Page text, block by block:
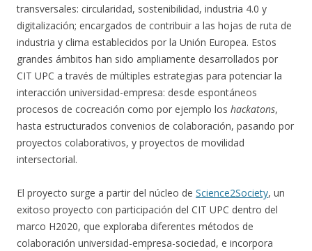
transversales: circularidad, sostenibilidad, industria 4.0 y
digitalización; encargados de contribuir a las hojas de ruta de
industria y clima establecidos por la Unión Europea. Estos
grandes ámbitos han sido ampliamente desarrollados por
CIT UPC a través de múltiples estrategias para potenciar la
interacción universidad-empresa: desde espontáneos
procesos de cocreación como por ejemplo los hackatons,
hasta estructurados convenios de colaboración, pasando por
proyectos colaborativos, y proyectos de movilidad
intersectorial.
El proyecto surge a partir del núcleo de Science2Society, un
exitoso proyecto con participación del CIT UPC dentro del
marco H2020, que exploraba diferentes métodos de
colaboración universidad-empresa-sociedad, e incorpora